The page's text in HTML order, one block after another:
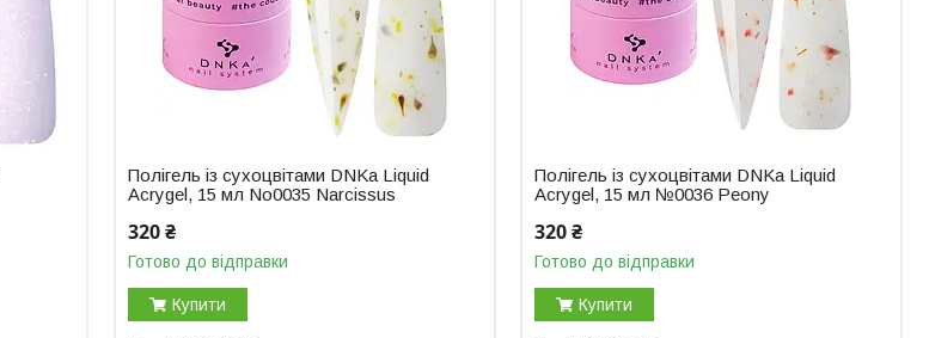
Полігель із сухоцвітами DNKa Liquid
Acrygel, 15 мл No0035 Narcissus
320 ₴
Готово до відправки
Купити
Полігель із сухоцвітами DNKa Liquid
Acrygel, 15 мл №0036 Peony
320 ₴
Готово до відправки
Купити